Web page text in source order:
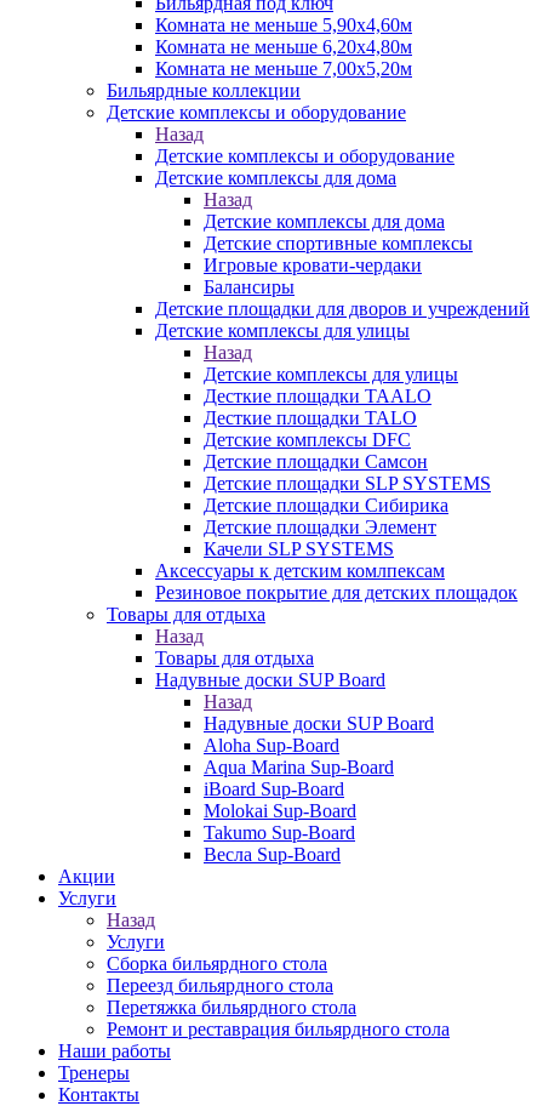
Комната не меньше 5,90х4,60м
Комната не меньше 6,20х4,80м
Комната не меньше 7,00х5,20м
Бильярдные коллекции
Детские комплексы и оборудование
Назад
Детские комплексы и оборудование
Детские комплексы для дома
Назад
Детские комплексы для дома
Детские спортивные комплексы
Игровые кровати-чердаки
Балансиры
Детские площадки для дворов и учреждений
Детские комплексы для улицы
Назад
Детские комплексы для улицы
Десткие площадки TAALO
Десткие площадки TALO
Детские комплексы DFC
Детские площадки Самсон
Детские площадки SLP SYSTEMS
Детские площадки Сибирика
Детские площадки Элемент
Качели SLP SYSTEMS
Аксессуары к детским комлпексам
Резиновое покрытие для детских площадок
Товары для отдыха
Назад
Товары для отдыха
Надувные доски SUP Board
Назад
Надувные доски SUP Board
Aloha Sup-Board
Aqua Marina Sup-Board
iBoard Sup-Board
Molokai Sup-Board
Takumo Sup-Board
Весла Sup-Board
Акции
Услуги
Назад
Услуги
Сборка бильярдного стола
Переезд бильярдного стола
Перетяжка бильярдного стола
Ремонт и реставрация бильярдного стола
Наши работы
Тренеры
Контакты